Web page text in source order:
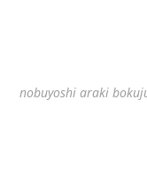
nobuyoshi araki